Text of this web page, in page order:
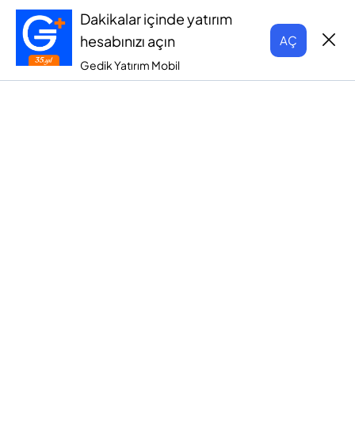
Dakikalar içinde yatırım
hesabınızı açın
Gedik Yatırım Mobil
AÇ